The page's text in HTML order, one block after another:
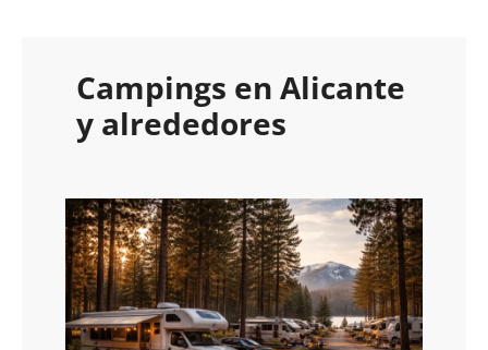
Campings en Alicante
y alrededores